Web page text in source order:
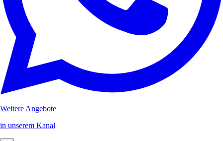
Weitere Angebote
in unserem Kanal